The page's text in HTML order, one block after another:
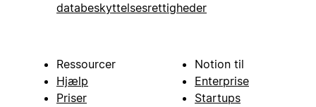
databeskyttelsesrettigheder
Ressourcer
Hjælp
Priser
Notion til
Enterprise
Startups